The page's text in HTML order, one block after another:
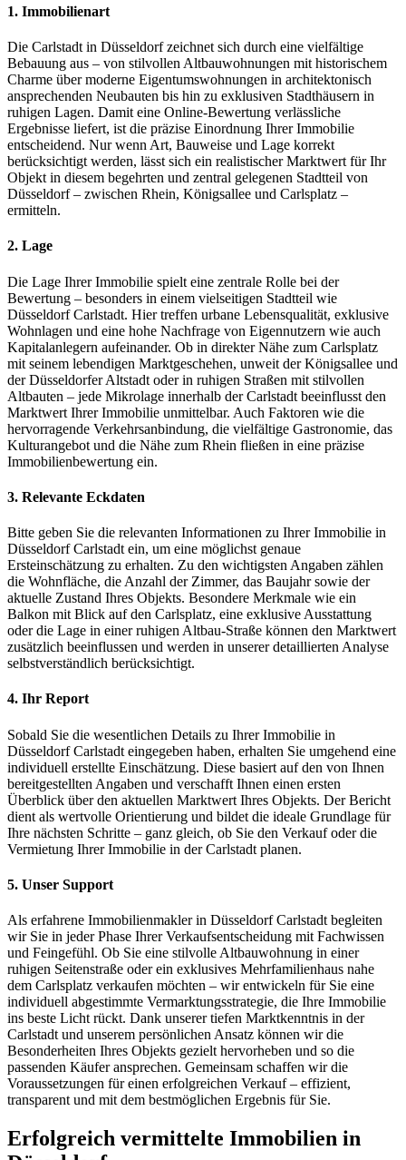
1. Immobilienart
Die Carlstadt in Düsseldorf zeichnet sich durch eine vielfältige
Bebauung aus – von stilvollen Altbauwohnungen mit historischem
Charme über moderne Eigentumswohnungen in architektonisch
ansprechenden Neubauten bis hin zu exklusiven Stadthäusern in
ruhigen Lagen. Damit eine Online-Bewertung verlässliche
Ergebnisse liefert, ist die präzise Einordnung Ihrer Immobilie
entscheidend. Nur wenn Art, Bauweise und Lage korrekt
berücksichtigt werden, lässt sich ein realistischer Marktwert für Ihr
Objekt in diesem begehrten und zentral gelegenen Stadtteil von
Düsseldorf – zwischen Rhein, Königsallee und Carlsplatz –
ermitteln.
2. Lage
Die Lage Ihrer Immobilie spielt eine zentrale Rolle bei der
Bewertung – besonders in einem vielseitigen Stadtteil wie
Düsseldorf Carlstadt. Hier treffen urbane Lebensqualität, exklusive
Wohnlagen und eine hohe Nachfrage von Eigennutzern wie auch
Kapitalanlegern aufeinander. Ob in direkter Nähe zum Carlsplatz
mit seinem lebendigen Marktgeschehen, unweit der Königsallee und
der Düsseldorfer Altstadt oder in ruhigen Straßen mit stilvollen
Altbauten – jede Mikrolage innerhalb der Carlstadt beeinflusst den
Marktwert Ihrer Immobilie unmittelbar. Auch Faktoren wie die
hervorragende Verkehrsanbindung, die vielfältige Gastronomie, das
Kulturangebot und die Nähe zum Rhein fließen in eine präzise
Immobilienbewertung ein.
3. Relevante Eckdaten
Bitte geben Sie die relevanten Informationen zu Ihrer Immobilie in
Düsseldorf Carlstadt ein, um eine möglichst genaue
Ersteinschätzung zu erhalten. Zu den wichtigsten Angaben zählen
die Wohnfläche, die Anzahl der Zimmer, das Baujahr sowie der
aktuelle Zustand Ihres Objekts. Besondere Merkmale wie ein
Balkon mit Blick auf den Carlsplatz, eine exklusive Ausstattung
oder die Lage in einer ruhigen Altbau-Straße können den Marktwert
zusätzlich beeinflussen und werden in unserer detaillierten Analyse
selbstverständlich berücksichtigt.
4. Ihr Report
Sobald Sie die wesentlichen Details zu Ihrer Immobilie in
Düsseldorf Carlstadt eingegeben haben, erhalten Sie umgehend eine
individuell erstellte Einschätzung. Diese basiert auf den von Ihnen
bereitgestellten Angaben und verschafft Ihnen einen ersten
Überblick über den aktuellen Marktwert Ihres Objekts. Der Bericht
dient als wertvolle Orientierung und bildet die ideale Grundlage für
Ihre nächsten Schritte – ganz gleich, ob Sie den Verkauf oder die
Vermietung Ihrer Immobilie in der Carlstadt planen.
5. Unser Support
Als erfahrene Immobilienmakler in Düsseldorf Carlstadt begleiten
wir Sie in jeder Phase Ihrer Verkaufsentscheidung mit Fachwissen
und Feingefühl. Ob Sie eine stilvolle Altbauwohnung in einer
ruhigen Seitenstraße oder ein exklusives Mehrfamilienhaus nahe
dem Carlsplatz verkaufen möchten – wir entwickeln für Sie eine
individuell abgestimmte Vermarktungsstrategie, die Ihre Immobilie
ins beste Licht rückt. Dank unserer tiefen Marktkenntnis in der
Carlstadt und unserem persönlichen Ansatz können wir die
Besonderheiten Ihres Objekts gezielt hervorheben und so die
passenden Käufer ansprechen. Gemeinsam schaffen wir die
Voraussetzungen für einen erfolgreichen Verkauf – effizient,
transparent und mit dem bestmöglichen Ergebnis für Sie.
Erfolgreich vermittelte Immobilien in